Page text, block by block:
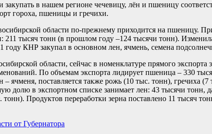
в нашем регионе чечевицу, лён и пшеницу
гороха, пшеницы и гречихи.
области по-прежнему приходится на пшеницу.
211 тысяч тонн (в прошлом году –124 тысячи тонн).
КНР закупал в основном лен, ячмень, семена
области, сейчас в номенклатуре прямого
По объемам экспорта лидирует пшеница – 330
ячменя, поставляется также рожь (10 тыс. тонн), гречиха
долю в экспортном списке занимает лен: 43 тысячи тонн,
Продуктов переработки зерна поставлено 11 тысяч
от Губернатора